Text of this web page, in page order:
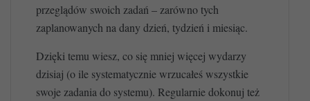
przeglądów swoich zadań – zarówno tych
zaplanowanych na dany dzień, tydzień i miesiąc.
Dzięki temu wiesz, co się mniej więcej wydarzy
dzisiaj (o ile systematycznie wrzucałeś wszystkie
swoje zadania do systemu). Regularnie dokonuj też